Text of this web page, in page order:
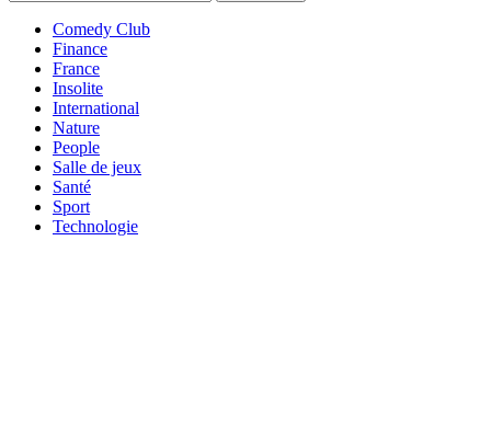
Comedy Club
Finance
France
Insolite
International
Nature
People
Salle de jeux
Santé
Sport
Technologie